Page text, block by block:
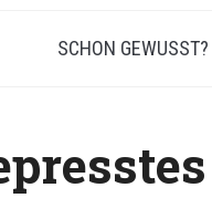
SCHON GEWUSST?